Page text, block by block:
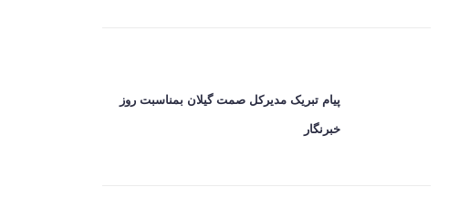
پیام تبریک مدیرکل صمت گیلان بمناسبت روز
خبرنگار